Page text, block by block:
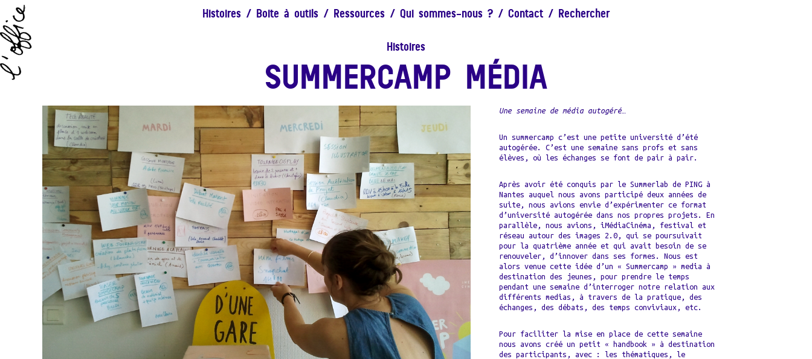
Histoires/ Boite à outils/ Ressources/ Qui sommes-nous ?/ Contact/ Rechercher
Histoires
SUMMERCAMP MÉDIA
Une semaine de média autogéré…
Un summercamp c’est une petite université d’été
autogérée. C’est une semaine sans profs et sans
élèves, où les échanges se font de pair à pair.
Après avoir été conquis par le Summerlab de PING à
Nantes auquel nous avons participé deux années de
suite, nous avions envie d’expérimenter ce format
d’université autogérée dans nos propres projets. En
parallèle, nous avions, iMédiaCinéma, festival et
réseau autour des images 2.0, qui se poursuivait
pour la quatrième année et qui avait besoin de se
renouveler, d’innover dans ses formes. Nous est
alors venue cette idée d’un « Summercamp » media à
destination des jeunes, pour prendre le temps
pendant une semaine d’interroger notre relation aux
différents medias, à travers de la pratique, des
échanges, des débats, des temps conviviaux, etc.
Pour faciliter la mise en place de cette semaine
nous avons créé un petit « handbook » à destination
des participants, avec : les thématiques, le